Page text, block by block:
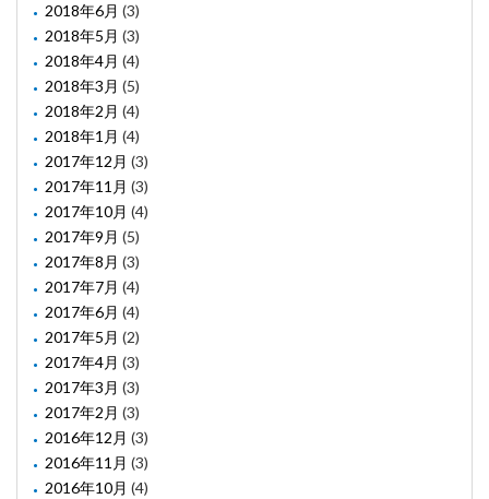
2018年6月 (3)
2018年5月 (3)
2018年4月 (4)
2018年3月 (5)
2018年2月 (4)
2018年1月 (4)
2017年12月 (3)
2017年11月 (3)
2017年10月 (4)
2017年9月 (5)
2017年8月 (3)
2017年7月 (4)
2017年6月 (4)
2017年5月 (2)
2017年4月 (3)
2017年3月 (3)
2017年2月 (3)
2016年12月 (3)
2016年11月 (3)
2016年10月 (4)